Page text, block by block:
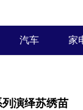
汽车 家
演绎苏绣苗